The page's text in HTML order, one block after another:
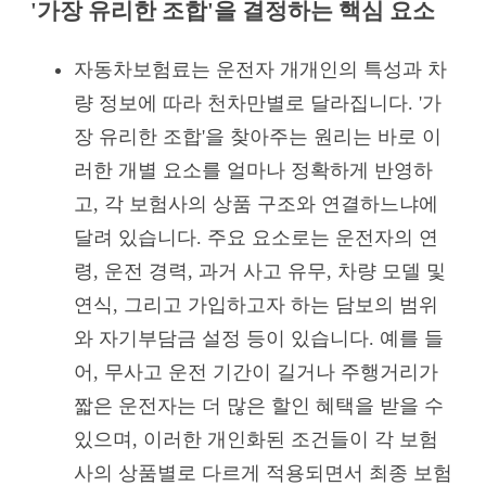
'가장 유리한 조합'을 결정하는 핵심 요소
자동차보험료는 운전자 개개인의 특성과 차
량 정보에 따라 천차만별로 달라집니다. '가
장 유리한 조합'을 찾아주는 원리는 바로 이
러한 개별 요소를 얼마나 정확하게 반영하
고, 각 보험사의 상품 구조와 연결하느냐에
달려 있습니다. 주요 요소로는 운전자의 연
령, 운전 경력, 과거 사고 유무, 차량 모델 및
연식, 그리고 가입하고자 하는 담보의 범위
와 자기부담금 설정 등이 있습니다. 예를 들
어, 무사고 운전 기간이 길거나 주행거리가
짧은 운전자는 더 많은 할인 혜택을 받을 수
있으며, 이러한 개인화된 조건들이 각 보험
사의 상품별로 다르게 적용되면서 최종 보험